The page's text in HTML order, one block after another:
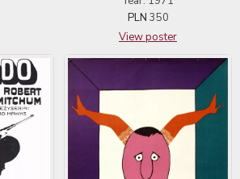
PLN 350
View poster